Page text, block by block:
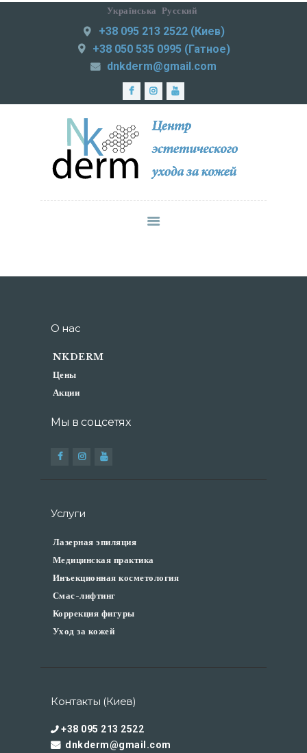
Українська Русский
+38 095 213 2522 (Киев)
+38 050 535 0995 (Гатное)
dnkderm@gmail.com
NKDERM
Центр эстетического ухода за кожей
ЛАЗЕРНАЯ
ЭПИЛЯЦИЯ
МЕДИЦИНСКАЯ
ПРАКТИКА
ИНЪЕКЦИОННАЯ
СМАС-ЛИФТИНГ
ФОТО ДО-ПОСЛЕ
ОТЗЫВЫ
КОНТАКТЫ
О нас
NKDERM
Цены
Акции
Мы в соцсетях
Услуги
Лазерная эпиляция
Медицинская практика
Инъекционная косметология
Смас-лифтинг
Коррекция фигуры
Уход за кожей
Контакты (Киев)
+38 095 213 2522
dnkderm@gmail.com